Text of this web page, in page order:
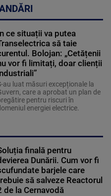
ce situații va putea
să taie
Bolojan: „Cetățenii
vor fi limitați, doar clienții
au luat măsuri excepționale la
care a aprobat un plan de
pentru riscuri în
energiei electrice.
finală pentru
Dunării. Cum vor fi
barjele care
să salveze Reactorul
de la Cernavodă